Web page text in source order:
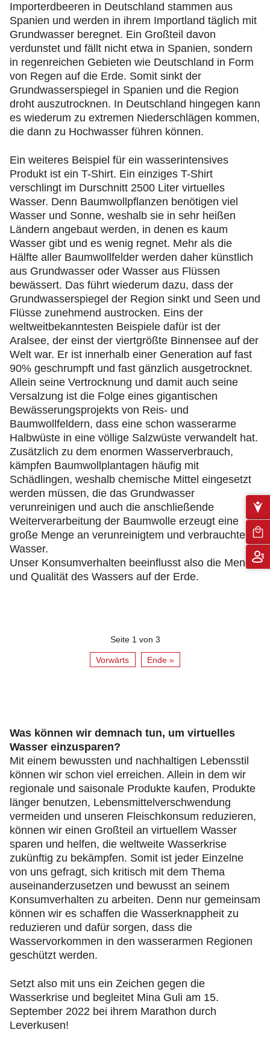
Importerdbeeren in Deutschland stammen aus
Spanien und werden in ihrem Importland täglich mit
Grundwasser beregnet. Ein Großteil davon
verdunstet und fällt nicht etwa in Spanien, sondern
in regenreichen Gebieten wie Deutschland in Form
von Regen auf die Erde. Somit sinkt der
Grundwasserspiegel in Spanien und die Region
droht auszutrocknen. In Deutschland hingegen kann
es wiederum zu extremen Niederschlägen kommen,
die dann zu Hochwasser führen können.
Ein weiteres Beispiel für ein wasserintensives
Produkt ist ein T-Shirt. Ein einziges T-Shirt
verschlingt im Durschnitt 2500 Liter virtuelles
Wasser. Denn Baumwollpflanzen benötigen viel
Wasser und Sonne, weshalb sie in sehr heißen
Ländern angebaut werden, in denen es kaum
Wasser gibt und es wenig regnet. Mehr als die
Hälfte aller Baumwollfelder werden daher künstlich
aus Grundwasser oder Wasser aus Flüssen
bewässert. Das führt wiederum dazu, dass der
Grundwasserspiegel der Region sinkt und Seen und
Flüsse zunehmend austrocken. Eins der
weltweitbekanntesten Beispiele dafür ist der
Aralsee, der einst der viertgrößte Binnensee auf der
Welt war. Er ist innerhalb einer Generation auf fast
90% geschrumpft und fast gänzlich ausgetrocknet.
Allein seine Vertrocknung und damit auch seine
Versalzung ist die Folge eines gigantischen
Bewässerungsprojekts von Reis- und
Baumwollfeldern, dass eine schon wasserarme
Halbwüste in eine völlige Salzwüste verwandelt hat.
Zusätzlich zu dem enormen Wasserverbrauch,
kämpfen Baumwollplantagen häufig mit
Schädlingen, weshalb chemische Mittel eingesetzt
werden müssen, die das Grundwasser
verunreinigen und auch die anschließende
Weiterverarbeitung der Baumwolle erzeugt eine
große Menge an verunreinigtem und verbrauchtem
Wasser.
Unser Konsumverhalten beeinflusst also die Menge
und Qualität des Wassers auf der Erde.
Seite 1 von 3
Vorwärts Ende »
Was können wir demnach tun, um virtuelles
Wasser einzusparen?
Mit einem bewussten und nachhaltigen Lebensstil
können wir schon viel erreichen. Allein in dem wir
regionale und saisonale Produkte kaufen, Produkte
länger benutzen, Lebensmittelverschwendung
vermeiden und unseren Fleischkonsum reduzieren,
können wir einen Großteil an virtuellem Wasser
sparen und helfen, die weltweite Wasserkrise
zukünftig zu bekämpfen. Somit ist jeder Einzelne
von uns gefragt, sich kritisch mit dem Thema
auseinanderzusetzen und bewusst an seinem
Konsumverhalten zu arbeiten. Denn nur gemeinsam
können wir es schaffen die Wasserknappheit zu
reduzieren und dafür sorgen, dass die
Wasservorkommen in den wasserarmen Regionen
geschützt werden.
Setzt also mit uns ein Zeichen gegen die
Wasserkrise und begleitet Mina Guli am 15.
September 2022 bei ihrem Marathon durch
Leverkusen!